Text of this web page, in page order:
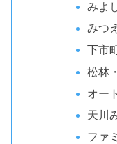
みよ
みつ
下市
松林
オー
天川
ファ